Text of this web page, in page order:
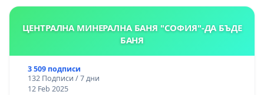
ЦЕНТРАЛНА МИНЕРАЛНА БАНЯ "СОФИЯ"-ДА БЪДЕ
БАНЯ
3 509 подписи
132 Подписи / 7 дни
12 Feb 2025